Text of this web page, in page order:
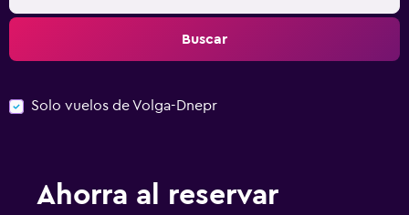
Buscar
Solo vuelos de Volga-Dnepr
Ahorra al reservar